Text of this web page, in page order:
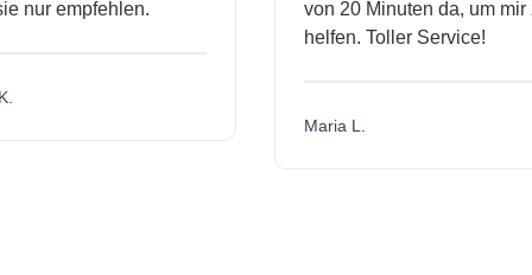
nur empfehlen.
von 20 Minuten da, um mir
helfen. Toller Service!
Maria L.